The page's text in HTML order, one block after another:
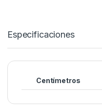
Especificaciones
Centímetros